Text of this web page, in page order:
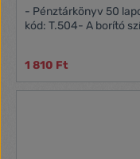
- Pénztárkönyv 50
kód: T.504- A borító
1 810 Ft